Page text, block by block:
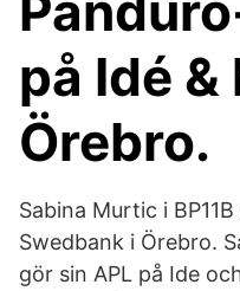
på Idé &
Örebro.
Sabina Murtic i
Swedbank i Örebro.
gör sin APL på Ide